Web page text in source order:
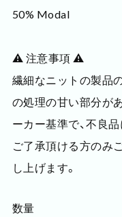
50% Modal
⚠️ 注意事項 ⚠️
繊細なニットの製品
の処理の甘い部分が
ーカー基準で、不良
ご了承頂ける方のみ
し上げます。
数量